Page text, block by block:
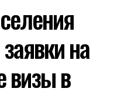
на
визы в